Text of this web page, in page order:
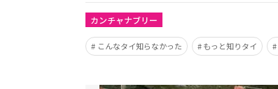
カンチャナブリー
こんなタイ知らなかった もっと知りタイ